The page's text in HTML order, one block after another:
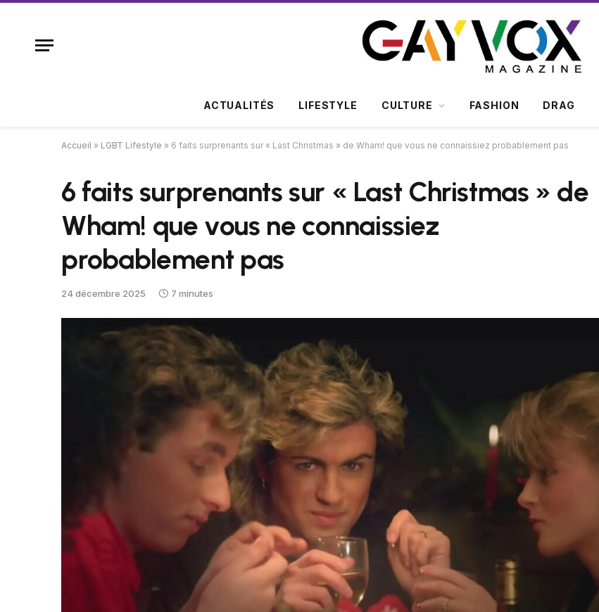
ACTUALITÉS LIFESTYLE CULTURE FASHION DRAG
Accueil » LGBT Lifestyle » 6 faits surprenants sur « Last Christmas » de Wham! que vous ne connaissiez probablement pas
6 faits surprenants sur « Last Christmas » de
Wham! que vous ne connaissiez
probablement pas
24 décembre 2025 7 minutes